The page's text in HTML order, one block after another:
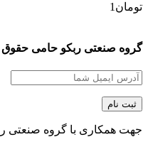
تومان 1
گروه صنعتی ربکو حامی حقوق
جهت همکاری با گروه صنعتی